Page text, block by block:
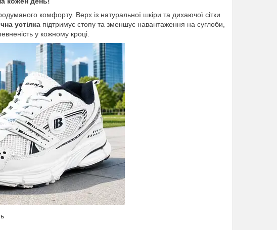
комфорту. Верх із натуральної шкіри та дихаючої сітки
устілка підтримує стопу та зменшує навантаження на суглоби,
у кожному кроці.